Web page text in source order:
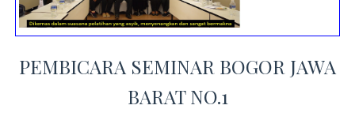
PEMBICARA SEMINAR BOGOR JAWA
BARAT NO.1